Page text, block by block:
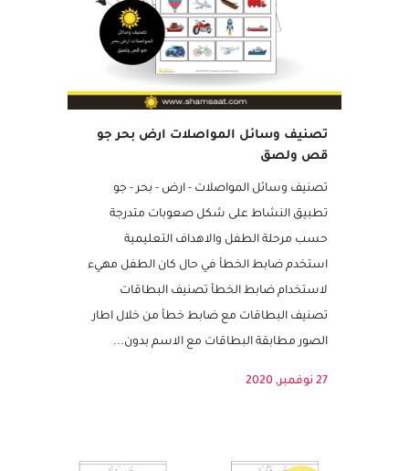
تصنيف وسائل المواصلات ارض بحر جو
قص ولصق
تصنيف وسائل المواصلات - ارض - بحر - جو
تطبيق النشاط على شكل صعوبات متدرجة
حسب مرحلة الطفل والاهداف التعليمية
استخدم ضابط الخطأ في حال كان الطفل مهيء
لاستخدام ضابط الخطأ تصنيف البطاقات